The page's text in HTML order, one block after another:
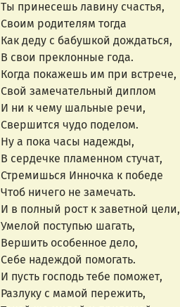
Ты принесешь лавину счастья,
Своим родителям тогда
Как деду с бабушкой дождаться,
В свои преклонные года.
Когда покажешь им при встрече,
Свой замечательный диплом
И ни к чему шальные речи,
Свершится чудо поделом.
Ну а пока часы надежды,
В сердечке пламенном стучат,
Стремишься Инночка к победе
Чтоб ничего не замечать.
И в полный рост к заветной цели,
Умелой поступью шагать,
Вершить особенное дело,
Себе надеждой помогать.
И пусть господь тебе поможет,
Разлуку с мамой пережить,